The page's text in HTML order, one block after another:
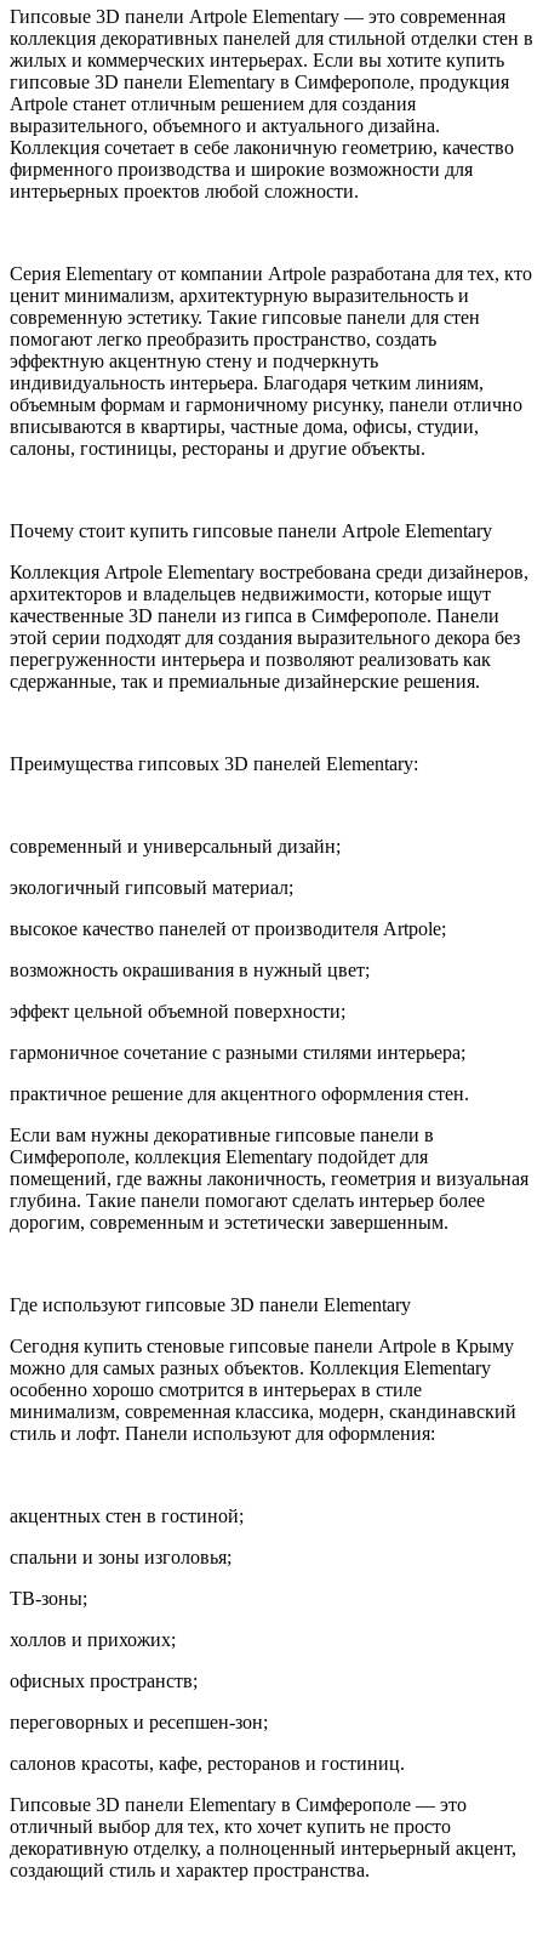
Гипсовые 3D панели Artpole Elementary — это современная
коллекция декоративных панелей для стильной отделки стен в
жилых и коммерческих интерьерах. Если вы хотите купить
гипсовые 3D панели Elementary в Симферополе, продукция
Artpole станет отличным решением для создания
выразительного, объемного и актуального дизайна.
Коллекция сочетает в себе лаконичную геометрию, качество
фирменного производства и широкие возможности для
интерьерных проектов любой сложности.
Серия Elementary от компании Artpole разработана для тех, кто
ценит минимализм, архитектурную выразительность и
современную эстетику. Такие гипсовые панели для стен
помогают легко преобразить пространство, создать
эффектную акцентную стену и подчеркнуть
индивидуальность интерьера. Благодаря четким линиям,
объемным формам и гармоничному рисунку, панели отлично
вписываются в квартиры, частные дома, офисы, студии,
салоны, гостиницы, рестораны и другие объекты.
Почему стоит купить гипсовые панели Artpole Elementary
Коллекция Artpole Elementary востребована среди дизайнеров,
архитекторов и владельцев недвижимости, которые ищут
качественные 3D панели из гипса в Симферополе. Панели
этой серии подходят для создания выразительного декора без
перегруженности интерьера и позволяют реализовать как
сдержанные, так и премиальные дизайнерские решения.
Преимущества гипсовых 3D панелей Elementary:
современный и универсальный дизайн;
экологичный гипсовый материал;
высокое качество панелей от производителя Artpole;
возможность окрашивания в нужный цвет;
эффект цельной объемной поверхности;
гармоничное сочетание с разными стилями интерьера;
практичное решение для акцентного оформления стен.
Если вам нужны декоративные гипсовые панели в
Симферополе, коллекция Elementary подойдет для
помещений, где важны лаконичность, геометрия и визуальная
глубина. Такие панели помогают сделать интерьер более
дорогим, современным и эстетически завершенным.
Где используют гипсовые 3D панели Elementary
Сегодня купить стеновые гипсовые панели Artpole в Крыму
можно для самых разных объектов. Коллекция Elementary
особенно хорошо смотрится в интерьерах в стиле
минимализм, современная классика, модерн, скандинавский
стиль и лофт. Панели используют для оформления:
акцентных стен в гостиной;
спальни и зоны изголовья;
ТВ-зоны;
холлов и прихожих;
офисных пространств;
переговорных и ресепшен-зон;
салонов красоты, кафе, ресторанов и гостиниц.
Гипсовые 3D панели Elementary в Симферополе — это
отличный выбор для тех, кто хочет купить не просто
декоративную отделку, а полноценный интерьерный акцент,
создающий стиль и характер пространства.